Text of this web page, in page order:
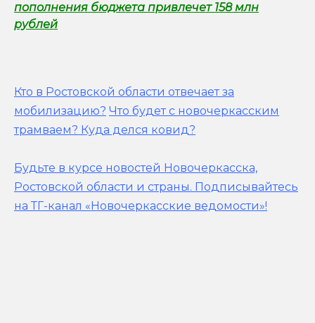
пополнения бюджета привлечет 158 млн
рублей
Кто в Ростовской области отвечает за
мобилизацию? Что будет с новочеркасским
трамваем? Куда делся ковид?
Будьте в курсе новостей Новочеркасска,
Ростовской области и страны. Подписывайтесь
на ТГ-канал «Новочеркасские ведомости»!